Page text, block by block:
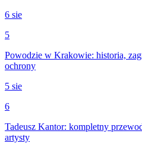
6 sie
5
Powodzie w Krakowie: historia,
ochrony
5 sie
6
Tadeusz Kantor: kompletny
artysty